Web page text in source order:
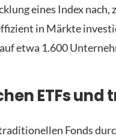
eines Index nach,
in Märkte
etwa 1.600
ETFs
Fonds